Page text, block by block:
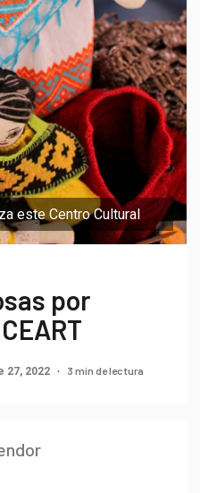
este Centro Cultural
por
27, 2022 3 min de lectura